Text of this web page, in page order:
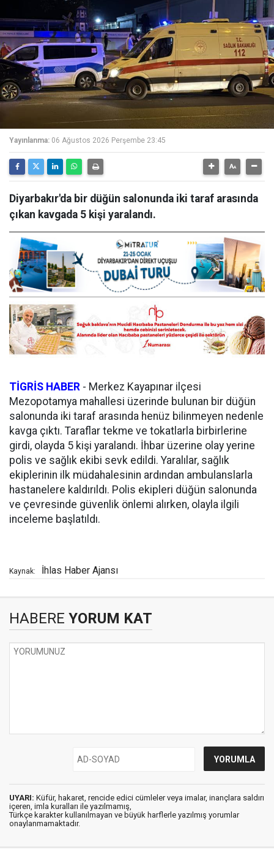
Yayınlanma: 06 Ağustos 2026 Perşembe 23:45
Diyarbakır'da bir düğün salonunda iki taraf arasında
çıkan kavgada 5 kişi yaralandı.
TİGRİS HABER - Merkez Kayapınar ilçesi
Mezopotamya mahallesi üzerinde bulunan bir düğün
salonunda iki taraf arasında henüz bilinmeyen nedenle
kavga çıktı. Taraflar tekme ve tokatlarla birbirlerine
girdi, olayda 5 kişi yaralandı. İhbar üzerine olay yerine
polis ve sağlık ekibi sevk edildi. Yaralılar, sağlık
ekiplerinin ilk müdahalesinin ardından ambulanslarla
hastanelere kaldırıldı. Polis ekipleri düğün salonunda
ve çevresinde güvenlik önlemi alırken, olayla ilgili
inceleme başlatıldı.
Kaynak: İhlas Haber Ajansı
HABERE YORUM KAT
UYARI: Küfür, hakaret, rencide edici cümleler veya imalar, inançlara saldırı
içeren, imla kuralları ile yazılmamış,
Türkçe karakter kullanılmayan ve büyük harflerle yazılmış yorumlar
onaylanmamaktadır.